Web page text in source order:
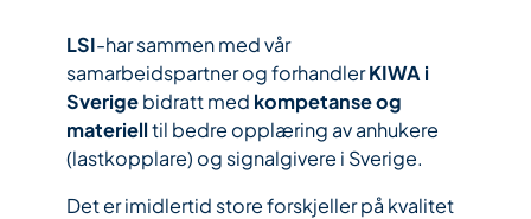
LSI-har sammen med vår
samarbeidspartner og forhandlerKIWA i
Sverigebidratt med kompetanse og
materielltil bedre opplæring av anhukere
(lastkopplare) og signalgivere i Sverige.
Det er imidlertid store forskjeller på kvalitet